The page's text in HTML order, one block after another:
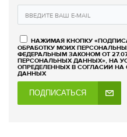
НАЖИМАЯ КНОПКУ
ОБРАБОТКУ МОИХ
ФЕДЕРАЛЬНЫМ ЗАКОНОМ ОТ
ПЕРСОНАЛЬНЫХ ДАННЫХ», НА
ОПРЕДЕЛЕННЫХ В СОГЛАСИИ НА
ДАННЫХ
ПОДПИСАТЬСЯ